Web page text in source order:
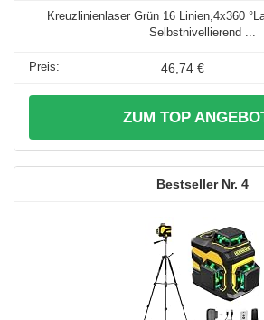
Kreuzlinienlaser Grün 16 Linien,4x360
Selbstnivellierend ...
46,74 €
ZUM TOP
4